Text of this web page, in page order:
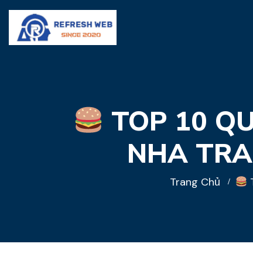
TOP 10
NHA
Trang Chủ